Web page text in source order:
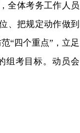
全体考务工作人员
、把规定动作做到
“四个重点”，立足
组考目标。动员会